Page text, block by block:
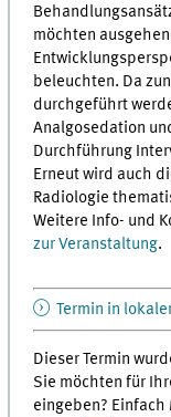
möchten
beleuchten. Da
durchgeführt
Analgosedation
Durchführung
Erneut wird auch
Radiologie
Weitere Info- und
zur Veranstaltung.
Termin in
Dieser Termin
Sie möchten für
eingeben?